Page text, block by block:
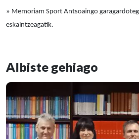
» Memoriam Sport Antsoaingo
eskaintzeagatik.
Albiste gehiago